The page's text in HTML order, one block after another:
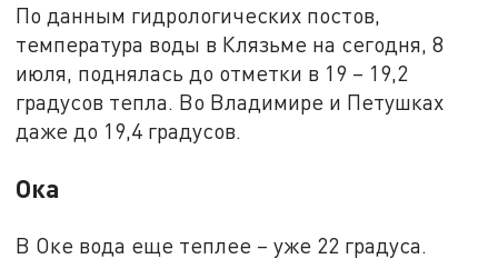
По данным гидрологических постов,
температура воды в Клязьме на сегодня, 8
июля, поднялась до отметки в 19 – 19,2
градусов тепла. Во Владимире и Петушках
даже до 19,4 градусов.
Ока
В Оке вода еще теплее – уже 22 градуса.